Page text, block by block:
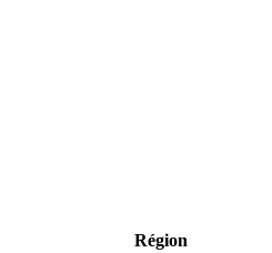
Région